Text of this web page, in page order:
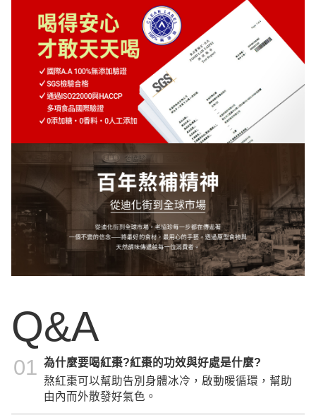
Q&A
01 為什麼要喝紅棗?紅棗的功效與好處是什麼?
熬紅棗可以幫助告別身體冰冷，啟動暖循環，幫助
由內而外散發好氣色。